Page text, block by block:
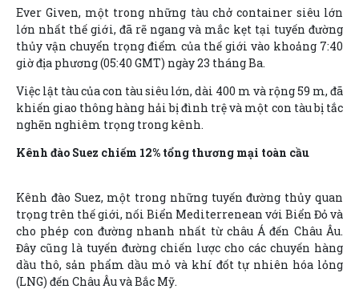
Ever Given, một trong những tàu chở container siêu lớn
lớn nhất thế giới, đã rẽ ngang và mắc kẹt tại tuyến đường
thủy vận chuyển trọng điểm của thế giới vào khoảng 7:40
giờ địa phương (05:40 GMT) ngày 23 tháng Ba.
Việc lật tàu của con tàu siêu lớn, dài 400 m và rộng 59 m, đã
khiến giao thông hàng hải bị đình trệ và một con tàu bị tắc
nghẽn nghiêm trọng trong kênh.
Kênh đào Suez chiếm 12% tổng thương mại toàn cầu
Kênh đào Suez, một trong những tuyến đường thủy quan
trọng trên thế giới, nối Biển Mediterrenean với Biển Đỏ và
cho phép con đường nhanh nhất từ châu Á đến Châu Âu.
Đây cũng là tuyến đường chiến lược cho các chuyến hàng
dầu thô, sản phẩm dầu mỏ và khí đốt tự nhiên hóa lỏng
(LNG) đến Châu Âu và Bắc Mỹ.